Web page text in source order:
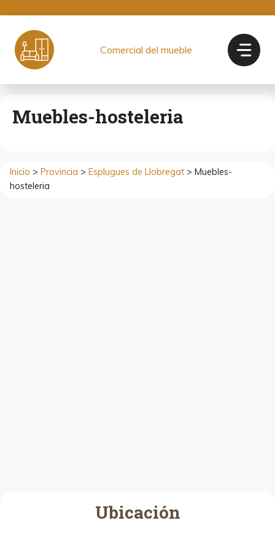
contenido
Comercial del mueble
Muebles-hosteleria
Inicio > Provincia > Esplugues de Llobregat > Muebles-
hosteleria
Ubicación